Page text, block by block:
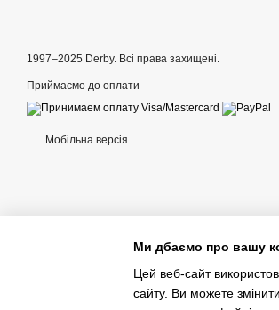
1997–2025 Derby. Всі права захищені.
Приймаємо до оплати
Мобільна версія
Ми дбаємо про вашу
Цей веб-сайт
сайту. Ви можете